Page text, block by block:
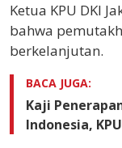
Ketua KPU DKI
bahwa
berkelanjutan.
BACA JUGA:
Kaji
Indonesia,